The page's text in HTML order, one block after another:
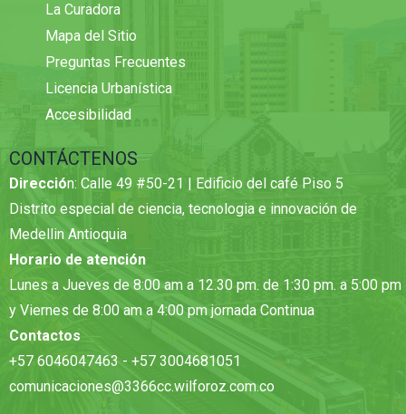
La Curadora
Mapa del Sitio
Preguntas Frecuentes
Licencia Urbanística
Accesibilidad
CONTÁCTENOS
Dirección: Calle 49 #50-21 | Edificio del café Piso 5
Distrito especial de ciencia, tecnologia e innovación de
Medellin Antioquia
Horario de atención
Lunes a Jueves de 8:00 am a 12.30 pm. de 1:30 pm. a 5:00 pm
y Viernes de 8:00 am a 4:00 pm jornada Continua
Contactos
+57 6046047463 - +57 3004681051
comunicaciones@3366cc.wilforoz.com.co